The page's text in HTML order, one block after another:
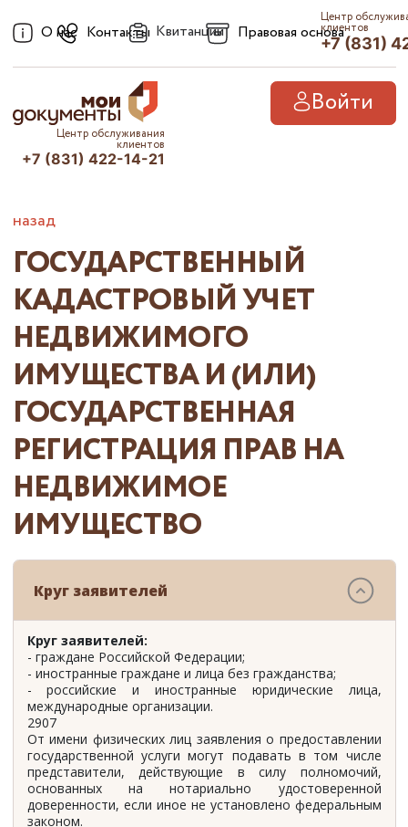
О нас Контакты Квитанции Правовая основа
Центр
клиентов
+7 (831)
Войти
Центр обслуживания
клиентов
+7 (831) 422-14-21
назад
ГОСУДАРСТВЕННЫЙ
КАДАСТРОВЫЙ УЧЕТ
НЕДВИЖИМОГО
ИМУЩЕСТВА И (ИЛИ)
ГОСУДАРСТВЕННАЯ
РЕГИСТРАЦИЯ ПРАВ НА
НЕДВИЖИМОЕ
ИМУЩЕСТВО
Круг заявителей
Круг заявителей:
- граждане Российской Федерации;
- иностранные граждане и лица без гражданства;
- российские и иностранные юридические лица,
международные организации.
2907
От имени физических лиц заявления о предоставлении
государственной услуги могут подавать в том числе
представители, действующие в силу полномочий,
основанных на нотариально удостоверенной
доверенности, если иное не установлено федеральным
законом.